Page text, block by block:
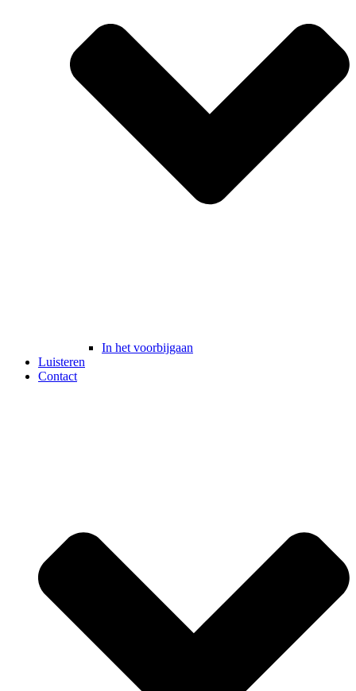
In het voorbijgaan
Luisteren
Contact